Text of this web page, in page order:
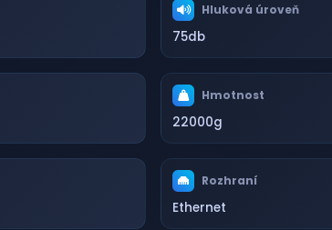
Hluková úroveň
75db
Hmotnost
22000g
Rozhraní
Ethernet